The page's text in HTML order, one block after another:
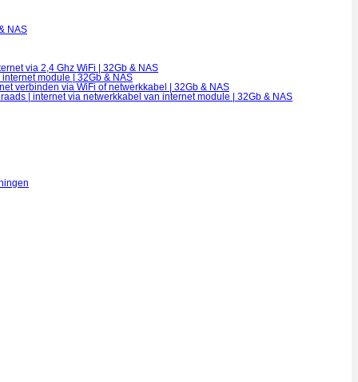
NAS
via 2,4 Ghz WiFi | 32Gb & NAS
module | 32Gb & NAS
verbinden via WiFi of netwerkkabel | 32Gb & NAS
| internet via netwerkkabel van internet module | 32Gb & NAS